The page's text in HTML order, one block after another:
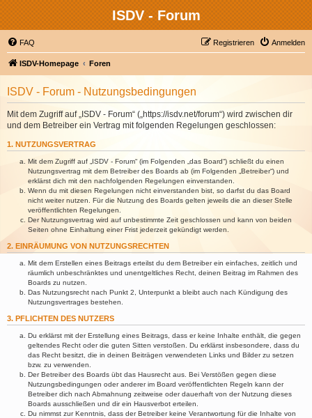
ISDV - Forum
FAQ Anmelden
Registrieren
ISDV-Homepage Foren
ISDV - Forum - Nutzungsbedingungen
Mit dem Zugriff auf „ISDV - Forum“ („https://isdv.net/forum“) wird zwischen dir
und dem Betreiber ein Vertrag mit folgenden Regelungen geschlossen:
1. NUTZUNGSVERTRAG
Mit dem Zugriff auf „ISDV - Forum“ (im Folgenden „das Board“) schließt du einen
Nutzungsvertrag mit dem Betreiber des Boards ab (im Folgenden „Betreiber“) und
erklärst dich mit den nachfolgenden Regelungen einverstanden.
Wenn du mit diesen Regelungen nicht einverstanden bist, so darfst du das Board
nicht weiter nutzen. Für die Nutzung des Boards gelten jeweils die an dieser Stelle
veröffentlichten Regelungen.
Der Nutzungsvertrag wird auf unbestimmte Zeit geschlossen und kann von beiden
Seiten ohne Einhaltung einer Frist jederzeit gekündigt werden.
2. EINRÄUMUNG VON NUTZUNGSRECHTEN
Mit dem Erstellen eines Beitrags erteilst du dem Betreiber ein einfaches, zeitlich und
räumlich unbeschränktes und unentgeltliches Recht, deinen Beitrag im Rahmen des
Boards zu nutzen.
Das Nutzungsrecht nach Punkt 2, Unterpunkt a bleibt auch nach Kündigung des
Nutzungsvertrages bestehen.
3. PFLICHTEN DES NUTZERS
Du erklärst mit der Erstellung eines Beitrags, dass er keine Inhalte enthält, die gegen
geltendes Recht oder die guten Sitten verstoßen. Du erklärst insbesondere, dass du
das Recht besitzt, die in deinen Beiträgen verwendeten Links und Bilder zu setzen
bzw. zu verwenden.
Der Betreiber des Boards übt das Hausrecht aus. Bei Verstößen gegen diese
Nutzungsbedingungen oder anderer im Board veröffentlichten Regeln kann der
Betreiber dich nach Abmahnung zeitweise oder dauerhaft von der Nutzung dieses
Boards ausschließen und dir ein Hausverbot erteilen.
Du nimmst zur Kenntnis, dass der Betreiber keine Verantwortung für die Inhalte von